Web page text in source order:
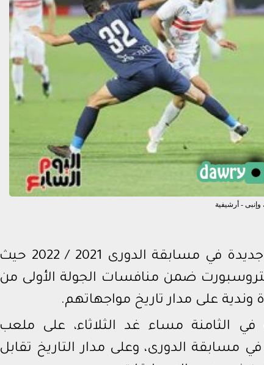
وإنبى - أرشيفية
وإنبى لخوض مواجهة جديدة في مسابقة الدورى 2021 / 2022 حيث
بتروسبورت ضمن منافسات الجولة الأولى من
على مدار تاريخ مواجهاتهم.
الثامنة مساء غد الثلاثاء، على ملعب
مسابقة الدورى، وعلى مدار التاريخ تقابل